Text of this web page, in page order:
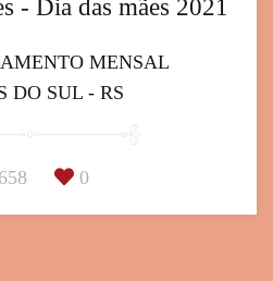
- Dia das mães 2021
MENSAL
DO SUL - RS
658 0